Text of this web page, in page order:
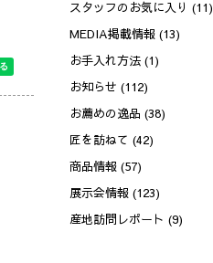
スタッフのお気に入り (11)
MEDIA掲載情報 (13)
お手入れ方法 (1)
お知らせ (112)
お薦めの逸品 (38)
匠を訪ねて (42)
商品情報 (57)
展示会情報 (123)
産地訪問レポート (9)